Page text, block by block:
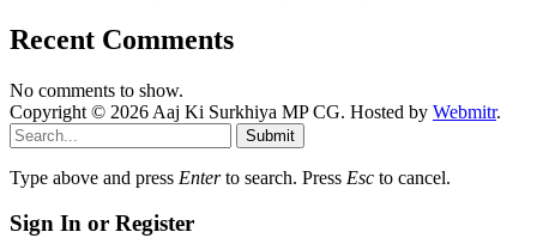
Recent Comments
No comments to show.
Copyright © 2026 Aaj Ki Surkhiya MP CG. Hosted by Webmitr.
Submit
Type above and press Enterto search. Press Esc to cancel.
Sign In or Register